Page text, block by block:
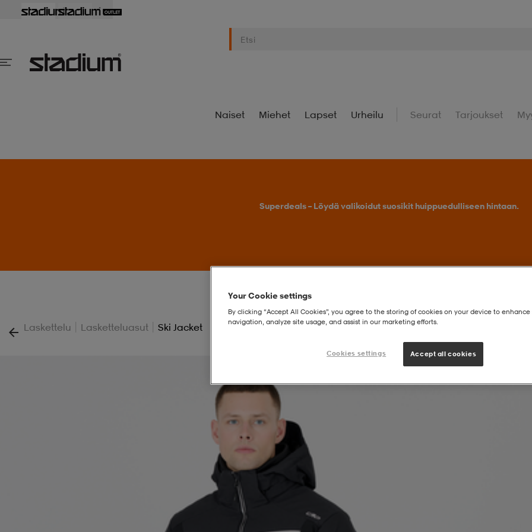
Naiset Miehet Lapset Urheilu Seurat Tarjoukset
Superdeals – Löydä valikoidut suosikit huippuedulliseen hintaan.
Laskettelu | Lasketteluasut | Ski Jacket
Your Cookie settings
By clicking “Accept All Cookies”, you agree to the storing of cookies on your device to enhance
navigation, analyze site usage, and assist in our marketing efforts.
Cookies settings Accept all cookies